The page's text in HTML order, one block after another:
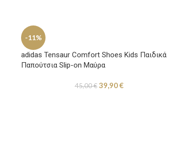
-11%
adidas Tensaur Comfort Shoes Kids Παιδικά
Παπούτσια Slip-on Μαύρα
45,00€ 39,90€